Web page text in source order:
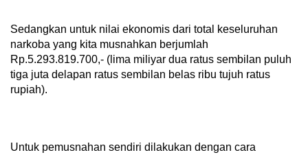
Sedangkan untuk nilai ekonomis dari total keseluruhan
narkoba yang kita musnahkan berjumlah
Rp.5.293.819.700,- (lima miliyar dua ratus sembilan puluh
tiga juta delapan ratus sembilan belas ribu tujuh ratus
rupiah).
Untuk pemusnahan sendiri dilakukan dengan cara